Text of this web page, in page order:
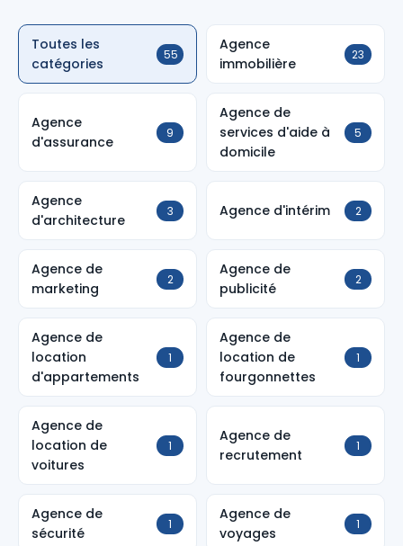
Toutes les
catégories
55
Agence
immobilière
23
Agence
d'assurance
9
Agence de
services d'aide à
domicile
5
Agence
d'architecture
3 Agence d'intérim 2
Agence de
marketing
2
Agence de
publicité
2
Agence de
location
d'appartements
1
Agence de
location de
fourgonnettes
1
Agence de
location de
voitures
1
Agence de
recrutement
1
Agence de
sécurité
1
Agence de
voyages
1